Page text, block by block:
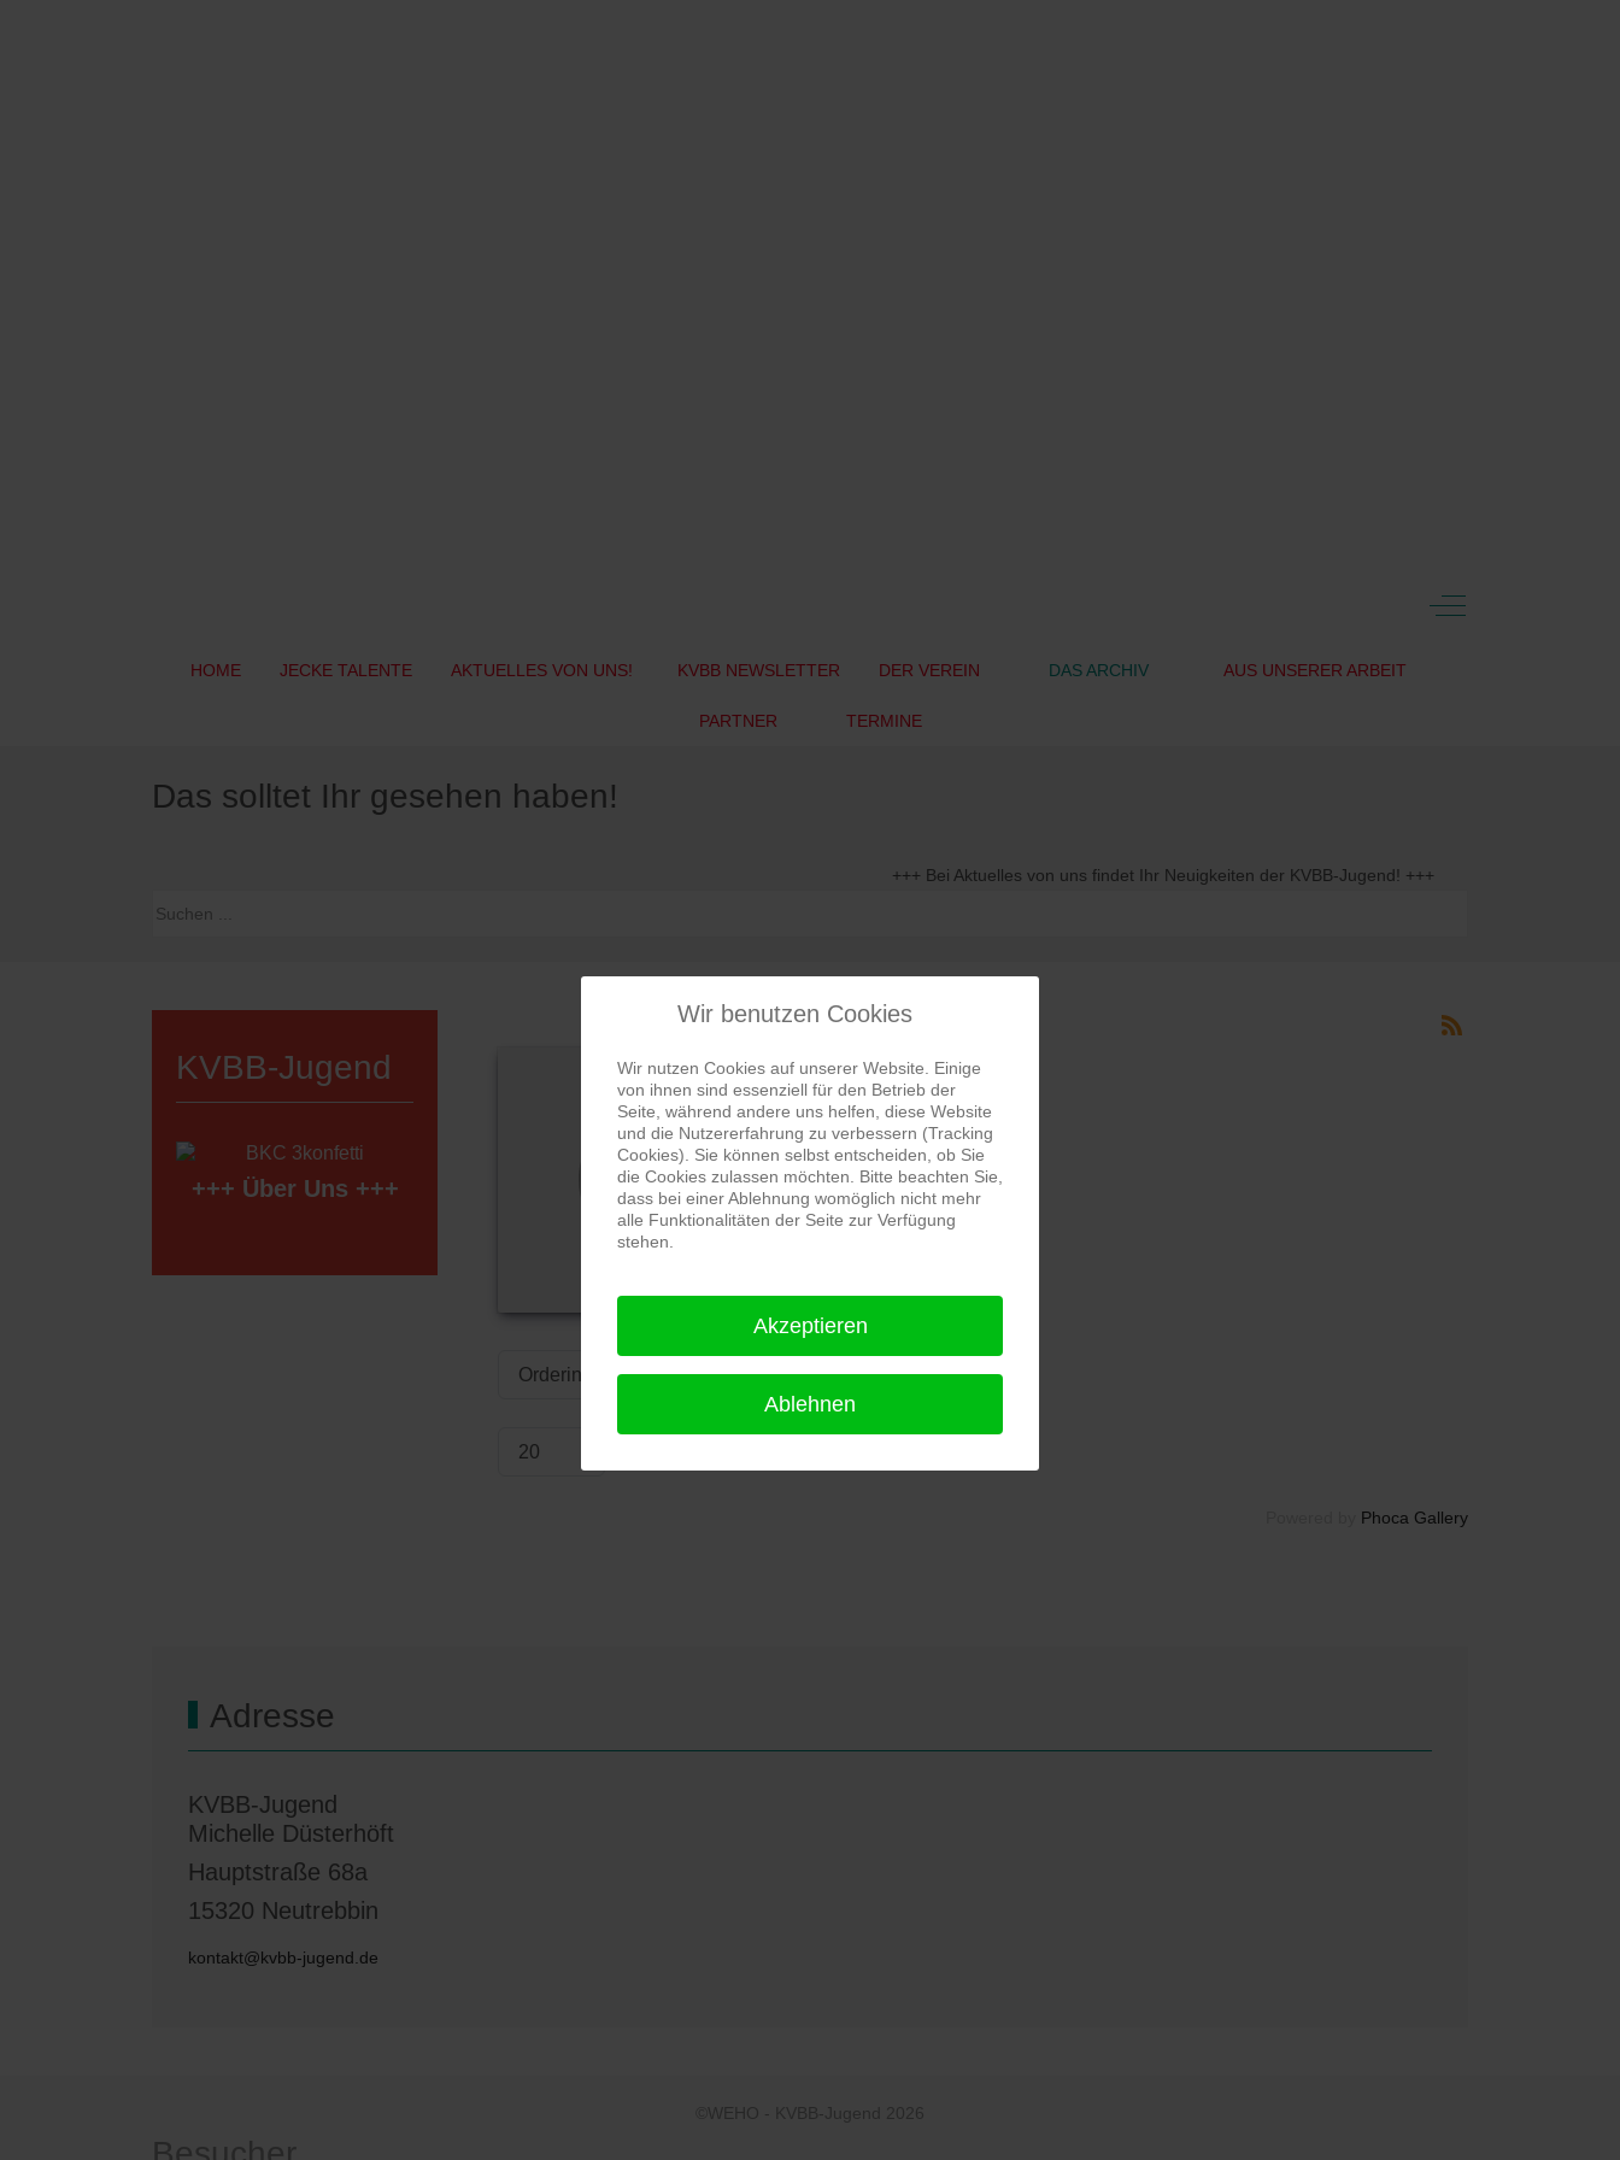
Off-Canvas Toggle
HOME JECKE TALENTE AKTUELLES VON UNS! KVBB NEWSLETTER DER VEREIN DAS ARCHIV AUS UNSERER ARBEIT
PARTNER TERMINE
Das solltet Ihr gesehen haben!
+++ Bei Aktuelles von uns findet Ihr Neuigkeiten der KVBB-Jugend! +++
KVBB-Jugend
+++ Über Uns +++
Phoca Gallery
Adresse
KVBB-Jugend
Michelle Düsterhöft
Hauptstraße 68a
15320 Neutrebbin
kontakt@kvbb-jugend.de
©WEHO - KVBB-Jugend 2026
Wir benutzen Cookies
Wir nutzen Cookies auf unserer Website. Einige
von ihnen sind essenziell für den Betrieb der
Seite, während andere uns helfen, diese Website
und die Nutzererfahrung zu verbessern (Tracking
Cookies). Sie können selbst entscheiden, ob Sie
die Cookies zulassen möchten. Bitte beachten Sie,
dass bei einer Ablehnung womöglich nicht mehr
alle Funktionalitäten der Seite zur Verfügung
stehen.
Akzeptieren
Ablehnen